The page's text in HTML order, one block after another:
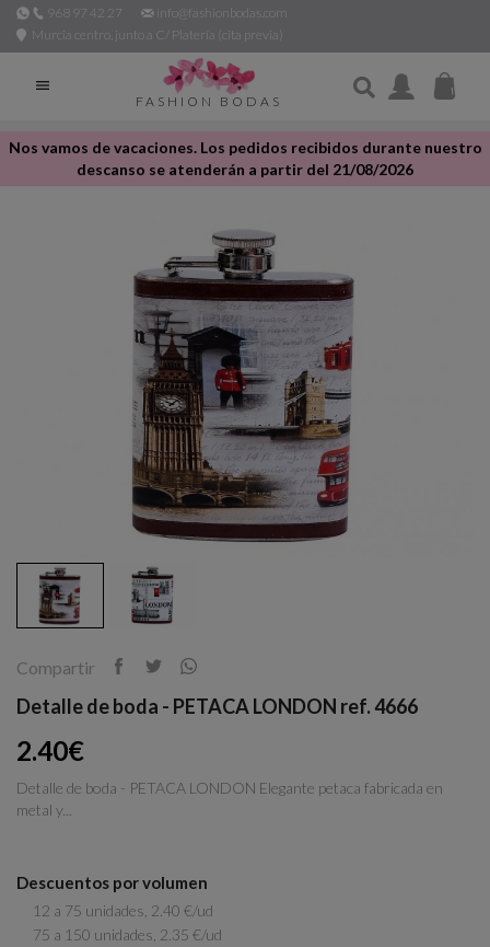
968 97 42 27
info@fashionbodas.com
Murcia centro, junto a C/ Platería (cita previa)

FASHION BODAS
Nos vamos de vacaciones. Los pedidos recibidos durante nuestro
descanso se atenderán a partir del 21/08/2026
Compartir
Detalle de boda - PETACA LONDON ref. 4666
2.40€
Detalle de boda - PETACA LONDON Elegante petaca fabricada en
metal y...
Descuentos por volumen
12 a 75 unidades, 2.40 €/ud
75 a 150 unidades, 2.35 €/ud